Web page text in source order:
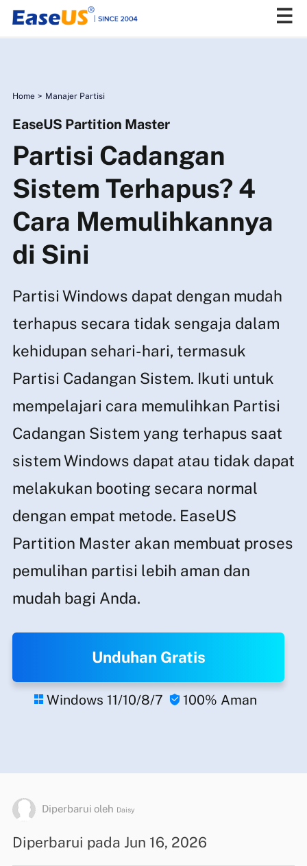
Home > Manajer Partisi
EaseUS Partition Master
Partisi Cadangan
Sistem Terhapus? 4
Cara Memulihkannya
di Sini
Partisi Windows dapat dengan mudah
terhapus secara tidak sengaja dalam
kehidupan sehari-hari, termasuk
Partisi Cadangan Sistem. Ikuti untuk
mempelajari cara memulihkan Partisi
Cadangan Sistem yang terhapus saat
sistem Windows dapat atau tidak dapat
melakukan booting secara normal
dengan empat metode. EaseUS
Partition Master akan membuat proses
pemulihan partisi lebih aman dan
mudah bagi Anda.
Unduhan Gratis
 Windows 11/10/8/7  100% Aman
Diperbarui oleh Daisy
Diperbarui pada Jun 16, 2026